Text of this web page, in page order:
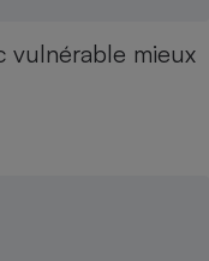
vulnérable mieux